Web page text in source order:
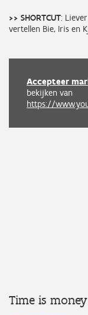
>> SHORTCUT:
vertellen Bie, Iris en
Accepteer
bekijken van
Time is money